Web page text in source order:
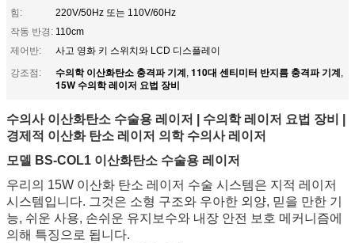
힘:
220V/50Hz 또는 110V/60Hz
작동 반경: 110cm
제어반:
사고 영화 키 스위치와 LCD 디스플레이
강조점:
수의학 이산화탄소 충격파 기계, 110대 센티미터 반지름 충격파 기계,
15W 수의학 레이저 요법 장비
수의사 이산화탄소 수술용 레이저 | 수의학 레이저 요법 장비 |
경제적 이산화 탄소 레이저 의학 수의사 레이저
모델 BS-COL1 이산화탄소 수술용 레이저
우리의 15W 이산화 탄소 레이저 수술 시스템은 지적 레이저
시스템입니다. 그것은 소형 구조와 우아한 외양, 믿을 만한 기
능, 쉬운 사용, 손쉬운 유지보수와 내장 안전 보호 메커니즘에
의해 특징으로 됩니다.